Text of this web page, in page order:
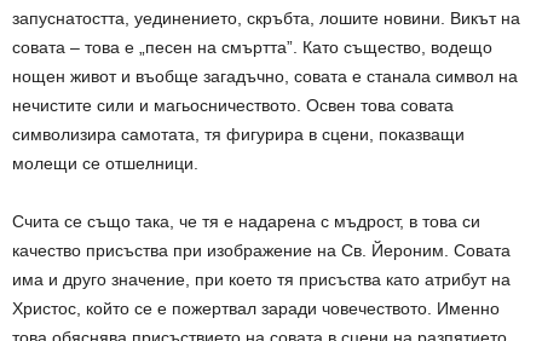
запуснатостта, уединението, скръбта, лошите новини. Викът на
совата – това е „песен на смъртта”. Като същество, водещо
нощен живот и въобще загадъчно, совата е станала символ на
нечистите сили и магьосничеството. Освен това совата
символизира самотата, тя фигурира в сцени, показващи
молещи се отшелници.
Счита се също така, че тя е надарена с мъдрост, в това си
качество присъства при изображение на Св. Йероним. Совата
има и друго значение, при което тя присъства като атрибут на
Христос, който се е пожертвал заради човечеството. Именно